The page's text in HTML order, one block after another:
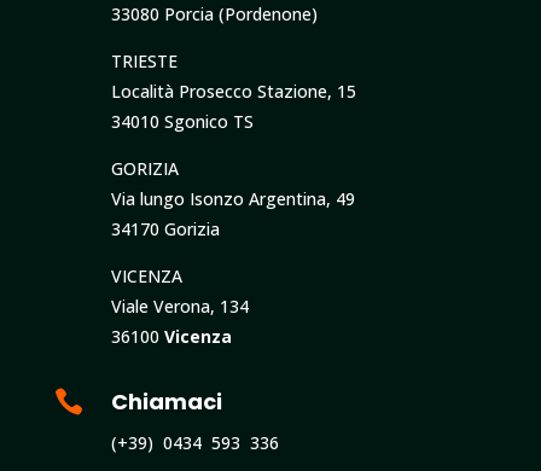
33080 Porcia (Pordenone)
TRIESTE
Località Prosecco Stazione, 15
34010 Sgonico TS
GORIZIA
Via lungo Isonzo Argentina, 49
34170 Gorizia
VICENZA
Viale Verona, 134
36100 Vicenza
 Chiamaci
(+39) 0434 593 336